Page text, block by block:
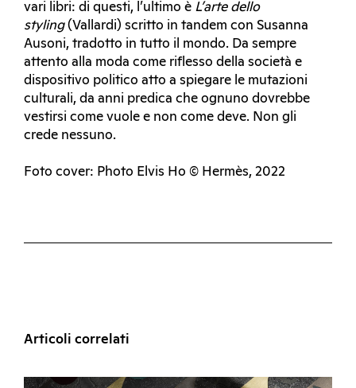
vari libri: di questi, l’ultimo è L’arte dello
styling(Vallardi) scritto in tandem con Susanna
Ausoni, tradotto in tutto il mondo. Da sempre
attento alla moda come riflesso della società e
dispositivo politico atto a spiegare le mutazioni
culturali, da anni predica che ognuno dovrebbe
vestirsi come vuole e non come deve. Non gli
crede nessuno.
Foto cover: Photo Elvis Ho © Hermès, 2022
Articoli correlati